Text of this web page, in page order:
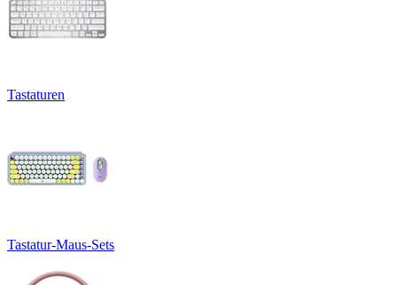
Tastaturen
Tastatur-Maus-Sets